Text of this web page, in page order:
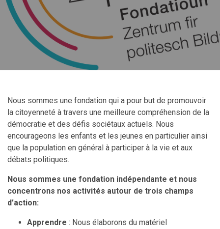
Nous sommes une fondation qui a pour but de promouvoir
la citoyenneté à travers une meilleure compréhension de la
démocratie et des défis sociétaux actuels. Nous
encourageons les enfants et les jeunes en particulier ainsi
que la population en général à participer à la vie et aux
débats politiques.
Nous sommes une fondation indépendante et nous
concentrons nos activités autour de trois champs
d’action:
Apprendre : Nous élaborons du matériel